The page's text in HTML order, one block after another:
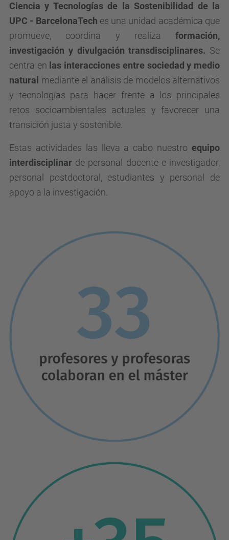
Ciencia y Tecnologías de la Sostenibilidad de la
UPC - BarcelonaTech es una unidad académica que
promueve, coordina y realiza formación,
investigación y divulgación transdisciplinares. Se
centra en las interacciones entre sociedad y medio
natural mediante el análisis de modelos alternativos
y tecnologías para hacer frente a los principales
retos socioambientales actuales y favorecer una
transición justa y sostenible.
Estas actividades las lleva a cabo nuestro equipo
interdisciplinar de personal docente e investigador,
personal postdoctoral, estudiantes y personal de
apoyo a la investigación.